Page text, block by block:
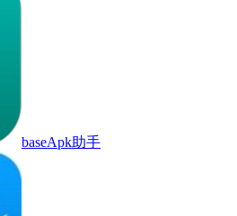
baseApk助手